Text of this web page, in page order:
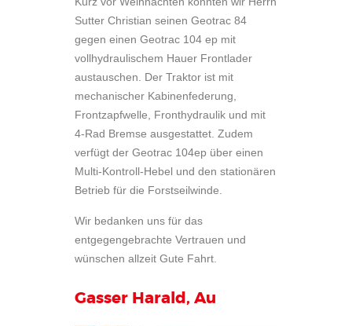
Sutter Christian seinen Geotrac 84
gegen einen Geotrac 104 ep mit
vollhydraulischem Hauer Frontlader
austauschen. Der Traktor ist mit
mechanischer Kabinenfederung,
Frontzapfwelle, Fronthydraulik und mit
4-Rad Bremse ausgestattet. Zudem
verfügt der Geotrac 104ep über einen
Multi-Kontroll-Hebel und den stationären
Betrieb für die Forstseilwinde.
Wir bedanken uns für das
entgegengebrachte Vertrauen und
wünschen allzeit Gute Fahrt.
Gasser Harald, Au